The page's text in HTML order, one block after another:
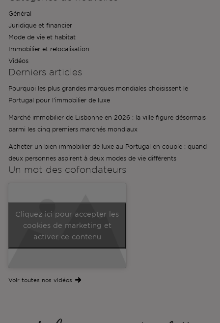
Général
Juridique et financier
Mode de vie et habitat
Immobilier et relocalisation
Vidéos
Derniers articles
Pourquoi les plus grandes marques mondiales choisissent le
Portugal pour l'immobilier de luxe
Marché immobilier de Lisbonne en 2026 : la ville figure désormais
parmi les cinq premiers marchés mondiaux
Acheter un bien immobilier de luxe au Portugal en couple : quand
deux personnes aspirent à deux modes de vie différents
Un mot des cofondateurs
Cliquez ici pour accepter les
cookies de marketing et
activer ce contenu
Voir toutes nos vidéos